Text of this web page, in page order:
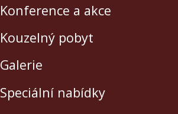
Konference a akce
Kouzelný pobyt
Galerie
Speciální nabídky